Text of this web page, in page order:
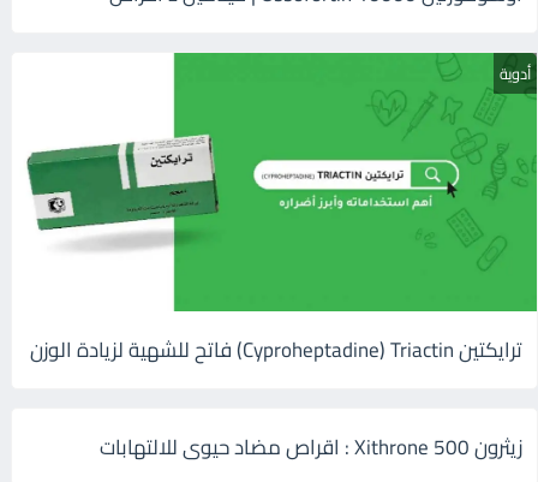
أدوية
ترايكتين Cyproheptadine) Triactin) فاتح للشهية لزيادة الوزن
زيثرون 500 Xithrone : اقراص مضاد حيوى للالتهابات